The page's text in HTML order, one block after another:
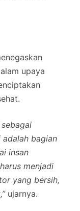
upaya
bagian
insan
menjadi
yang bersih,
ujarnya.